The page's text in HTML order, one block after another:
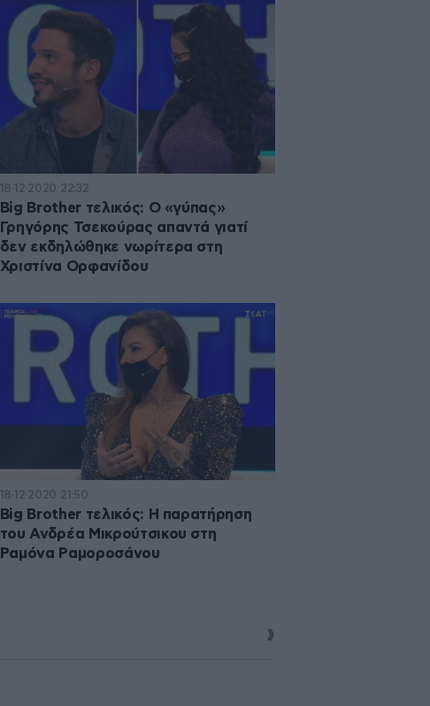
18·12·2020 22:32
Big Brother τελικός: Ο «γύπας»
Γρηγόρης Τσεκούρας απαντά γιατί
δεν εκδηλώθηκε νωρίτερα στη
Χριστίνα Ορφανίδου
18·12·2020 21:50
Big Brother τελικός: Η παρατήρηση
του Ανδρέα Μικρούτσικου στη
Ραμόνα Ραμοροσάνου